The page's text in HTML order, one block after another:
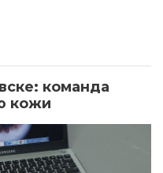
команда
кожи